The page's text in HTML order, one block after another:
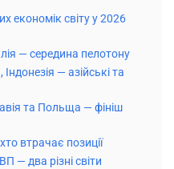
економік світу у 2026
— середина пелотону
— азійські та
та Польща — фініш
втрачає позиції
— два різні світи